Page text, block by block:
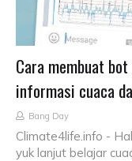
Cara membuat
informasi cuaca
Bang Day
Climate4life.info -
yuk lanjut belajar